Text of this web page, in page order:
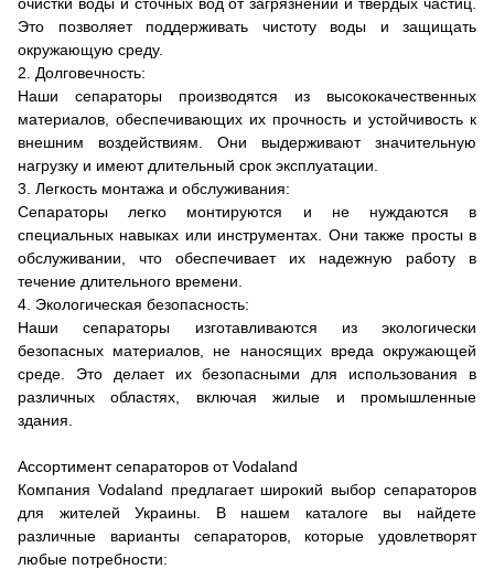
Это позволяет поддерживать чистоту воды и защищать
окружающую среду.
2. Долговечность:
Наши сепараторы производятся из высококачественных
материалов, обеспечивающих их прочность и устойчивость к
внешним воздействиям. Они выдерживают значительную
нагрузку и имеют длительный срок эксплуатации.
3. Легкость монтажа и обслуживания:
Сепараторы легко монтируются и не нуждаются в
специальных навыках или инструментах. Они также просты в
обслуживании, что обеспечивает их надежную работу в
течение длительного времени.
4. Экологическая безопасность:
Наши сепараторы изготавливаются из экологически
безопасных материалов, не наносящих вреда окружающей
среде. Это делает их безопасными для использования в
различных областях, включая жилые и промышленные
здания.
Ассортимент сепараторов от Vodaland
Компания Vodaland предлагает широкий выбор сепараторов
для жителей Украины. В нашем каталоге вы найдете
различные варианты сепараторов, которые удовлетворят
любые потребности: